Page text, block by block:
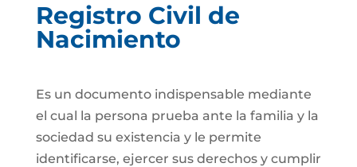
Registro Civil de
Nacimiento
Es un documento indispensable mediante
el cual la persona prueba ante la familia y la
sociedad su existencia y le permite
identificarse, ejercer sus derechos y cumplir